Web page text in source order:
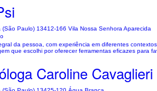
(São Paulo) 13412-166 Vila Nossa Senhora Aparecida
da pessoa, com experiência em diferentes
que escolhi por oferecer ferramentas eficazes para
Caroline Cavaglieri